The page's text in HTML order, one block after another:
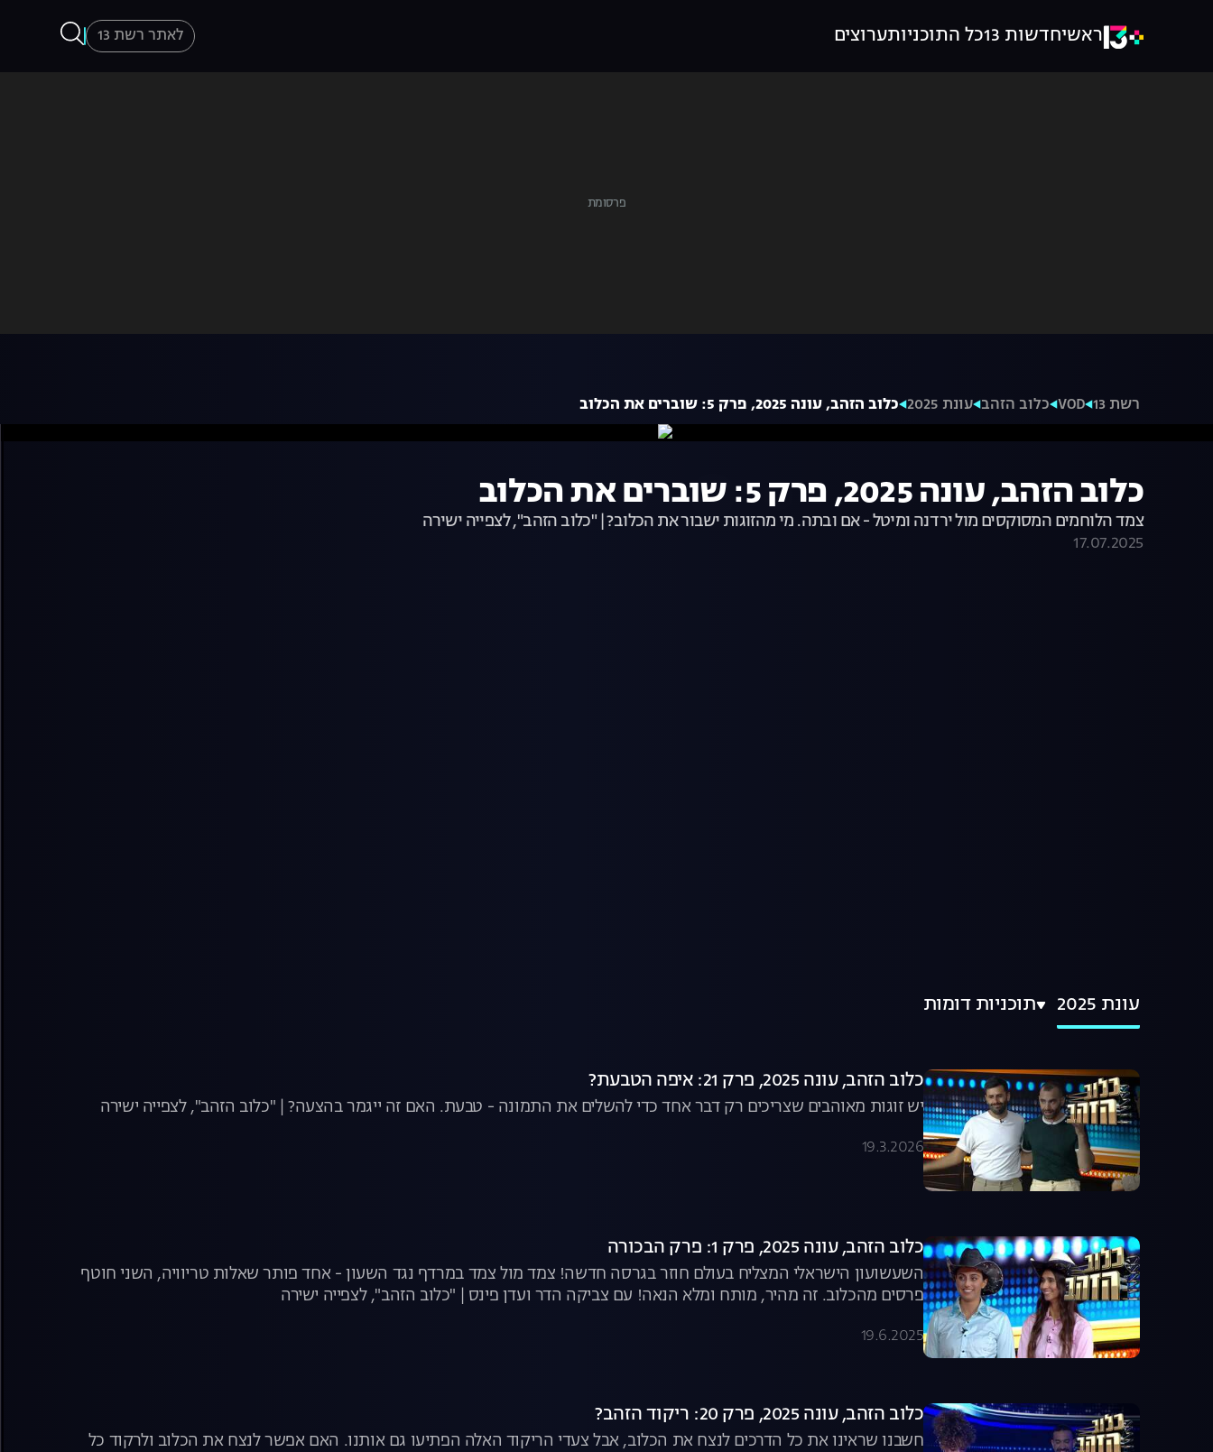
ראשיחדשות 13 כל התוכניותערוצים לאתר רשת 13
רשת 13 VOD כלוב הזהב עונת 2025 כלוב הזהב, עונה 2025, פרק 5: שוברים את הכלוב
כלוב הזהב, עונה 2025, פרק 5: שוברים את הכלוב
צמד הלוחמים המסוקסים מול ירדנה ומיטל - אם ובתה. מי מהזוגות ישבור את הכלוב? | "כלוב הזהב", לצפייה ישירה
17.07.2025
עונת 2025 תוכניות דומות
כלוב הזהב, עונה 2025, פרק 21: איפה הטבעת?
יש זוגות מאוהבים שצריכים רק דבר אחד כדי להשלים את התמונה - טבעת. האם זה ייגמר בהצעה? | "כלוב הזהב", לצפייה ישירה
19.3.2026
כלוב הזהב, עונה 2025, פרק 1: פרק הבכורה
השעשועון הישראלי המצליח בעולם חוזר בגרסה חדשה! צמד מול צמד במרדף נגד השעון - אחד פותר שאלות טריוויה, השני חוטף
פרסים מהכלוב. זה מהיר, מותח ומלא הנאה! עם צביקה הדר ועדן פינס | "כלוב הזהב", לצפייה ישירה
19.6.2025
כלוב הזהב, עונה 2025, פרק 20: ריקוד הזהב?
חשבנו שראינו את כל הדרכים לנצח את הכלוב, אבל צעדי הריקוד האלה הפתיעו גם אותנו. האם אפשר לנצח את הכלוב ולרקוד כל